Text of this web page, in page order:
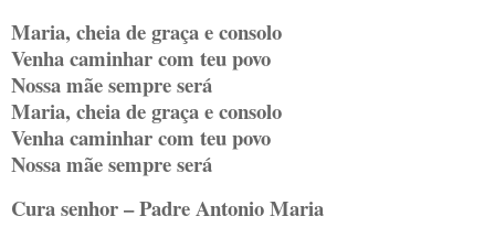
Maria, cheia de graça e consolo
Venha caminhar com teu povo
Nossa mãe sempre será
Maria, cheia de graça e consolo
Venha caminhar com teu povo
Nossa mãe sempre será
Cura senhor – Padre Antonio Maria